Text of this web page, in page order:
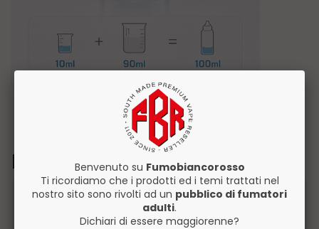
Prodotti Correlati
Benvenuto su Fumobiancorosso
Ti ricordiamo che i prodotti ed i temi trattati nel
nostro sito sono rivolti ad un pubblico di fumatori
adulti.
Dichiari di essere maggiorenne?